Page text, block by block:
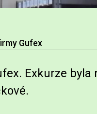
Gufex
Exkurze byla